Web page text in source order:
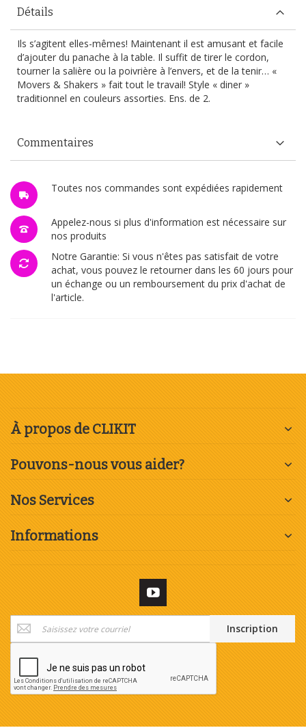
Toutes nos commandes sont expédiées rapidement
Appelez-nous si plus d'information est nécessaire sur
nos produits
Notre Garantie: Si vous n'êtes pas satisfait de votre
achat, vous pouvez le retourner dans les 60 jours pour
un échange ou un remboursement du prix d'achat de
l'article.
Détails
Ils s’agitent elles-mêmes! Maintenant il est amusant et facile
d’ajouter du panache à la table. Il suffit de tirer le cordon,
tourner la salière ou la poivrière à l’envers, et de la tenir… «
Movers & Shakers » fait tout le travail! Style « diner »
traditionnel en couleurs assorties. Ens. de 2.
Commentaires
À propos de CLIKIT
Pouvons-nous vous aider?
Nos Services
Informations
Inscription
notre
newsletter
Inscription